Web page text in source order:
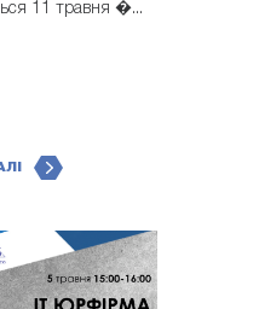
11 травня �...